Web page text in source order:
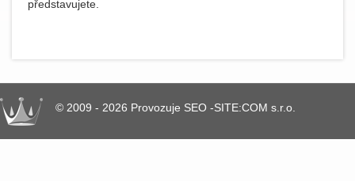
představujete.
© 2009 - 2026 Provozuje SEO -SITE:COM s.r.o.